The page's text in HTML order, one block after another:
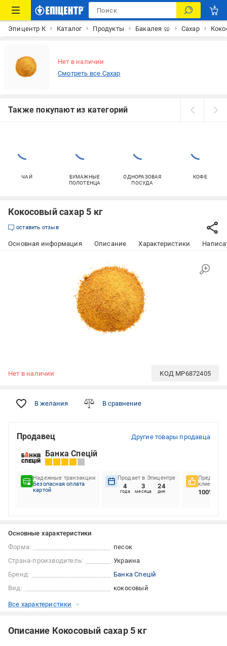
Эпицентр К Каталог Продукты Бакалея 🥨 Сахар
Нет в наличии
Смотреть все Сахар
Также покупают из категорий
ЧАЙ
БУМАЖНЫЕ
ПОЛОТЕНЦА
ОДНОРАЗОВАЯ
ПОСУДА
КОФЕ
Кокосовый сахар 5 кг
оставить отзыв
Основная информация Описание Характеристики
Нет в наличии КОД MP6872405
В желания В сравнение
Продавец Другие товары продавца
Банка Спецій
Надежные транзакции
Безопасная оплата
картой
Продает в Эпицентре
4
года
3
месяца
24
дня
клиентов
100%
Основные характеристики
Форма:
песок
Страна-производитель:
Украина
Бренд:
Банка Спецій
Вид:
кокосовый
Все характеристики
Описание Кокосовый сахар 5 кг